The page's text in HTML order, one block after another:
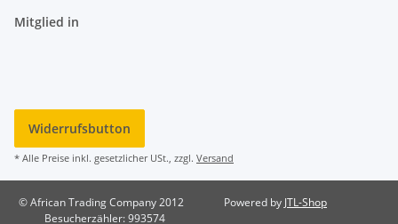
Mitglied in
Widerrufsbutton
* Alle Preise inkl. gesetzlicher USt., zzgl. Versand
© African Trading Company 2012
Besucherzähler: 993574
Powered by JTL-Shop